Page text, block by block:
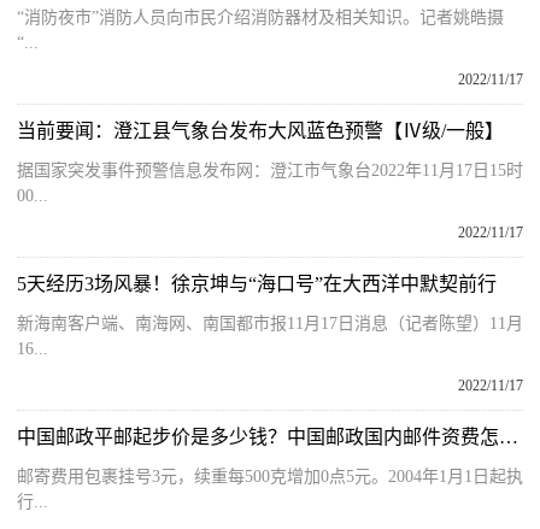
“消防夜市”消防人员向市民介绍消防器材及相关知识。记者姚皓摄
“...
2022/11/17
当前要闻：澄江县气象台发布大风蓝色预警【Ⅳ级/一般】
据国家突发事件预警信息发布网：澄江市气象台2022年11月17日15时
00...
2022/11/17
5天经历3场风暴！徐京坤与“海口号”在大西洋中默契前行
新海南客户端、南海网、南国都市报11月17日消息（记者陈望）11月
16...
2022/11/17
中国邮政平邮起步价是多少钱？中国邮政国内邮件资费怎么算出来的？
邮寄费用包裹挂号3元，续重每500克增加0点5元。2004年1月1日起执
行...